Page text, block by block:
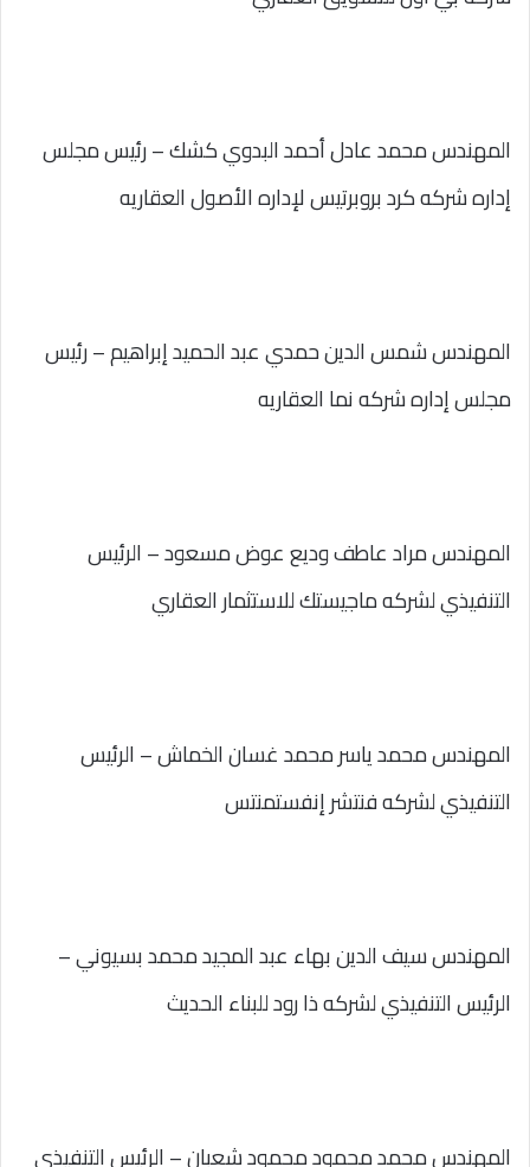
المهندس محمد عادل أحمد البدوي كشك – رئيس مجلس
إداره شركه كرد بروبرتيس لإداره الأصول العقاريه
المهندس شمس الدين حمدي عبد الحميد إبراهيم – رئيس
مجلس إداره شركه نما العقاريه
المهندس مراد عاطف وديع عوض مسعود – الرئيس
التنفيذي لشركه ماجيستك للاستثمار العقاري
المهندس محمد ياسر محمد غسان الخماش – الرئيس
التنفيذي لشركه فنتشر إنفستمنتس
المهندس سيف الدين بهاء عبد المجيد محمد بسيوني –
الرئيس التنفيذي لشركه ذا رود للبناء الحديث
المهندس محمد محمود محمود شعبان – الرئيس التنفيذي